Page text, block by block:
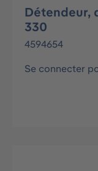
Détendeur,
330
4594654
Se connecter